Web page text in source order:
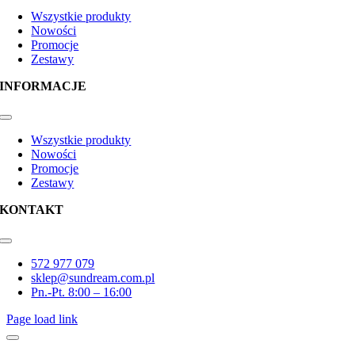
NavigationWszystkie produkty
Nowości
Promocje
Zestawy
INFORMACJE
Toggle
NavigationWszystkie produkty
Nowości
Promocje
Zestawy
KONTAKT
Toggle
Navigation572 977 079
sklep@sundream.com.pl
Pn.-Pt. 8:00 – 16:00
Page load link